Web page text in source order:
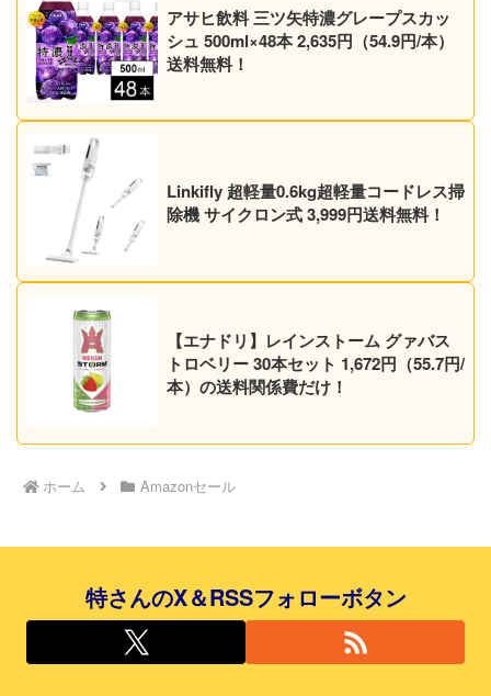
アサヒ飲料 三ツ矢特濃グレープスカッ
シュ 500ml×48本 2,635円（54.9円/本）
送料無料！
Linkifly 超軽量0.6kg超軽量コードレス掃
除機 サイクロン式 3,999円送料無料！
【エナドリ】レインストーム グァバス
トロベリー 30本セット 1,672円（55.7円/
本）の送料関係費だけ！
ホーム Amazonセール
特さんのX＆RSSフォローボタン